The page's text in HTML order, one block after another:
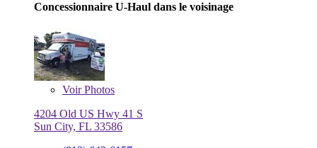
Concessionnaire U-Haul dans le voisinage
VoirPhotos
4204 Old US Hwy 41 S
Sun City, FL 33586